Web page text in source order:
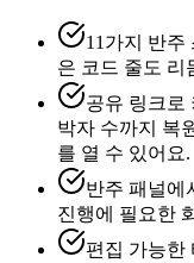
11가지 반주
은 코드 줄도 리
공유 링크로
박자 수까지 복
를 열 수 있어요.
반주 패널에
진행에 필요한
편집 가능한